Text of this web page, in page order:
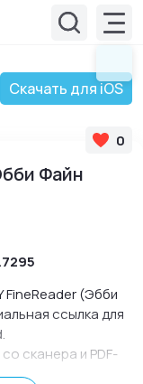
Скачать для iOS
Файн
0
FineReader (Эбби
ссылка для
сканера и PDF-
от